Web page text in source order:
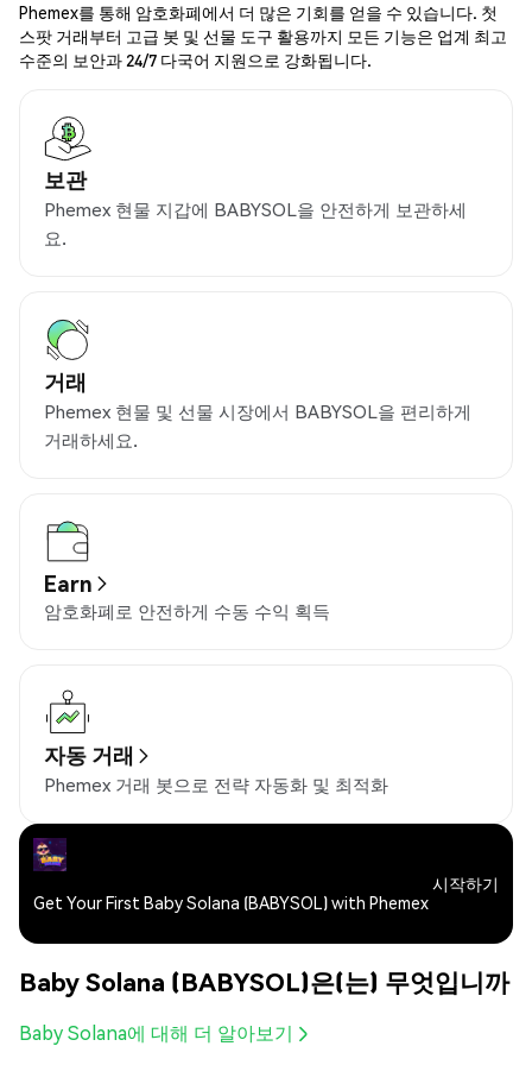
Phemex를 통해 암호화폐에서 더 많은 기회를 얻을 수 있습니다. 첫
스팟 거래부터 고급 봇 및 선물 도구 활용까지 모든 기능은 업계 최고
수준의 보안과 24/7 다국어 지원으로 강화됩니다.
보관
Phemex 현물 지갑에 BABYSOL을 안전하게 보관하세
요.
거래
Phemex 현물 및 선물 시장에서 BABYSOL을 편리하게
거래하세요.
Earn
암호화폐로 안전하게 수동 수익 획득
자동 거래
Phemex 거래 봇으로 전략 자동화 및 최적화
Get Your First Baby Solana (BABYSOL) with Phemex
시작하기
Baby Solana (BABYSOL)은(는) 무엇입니까
Baby Solana에 대해 더 알아보기